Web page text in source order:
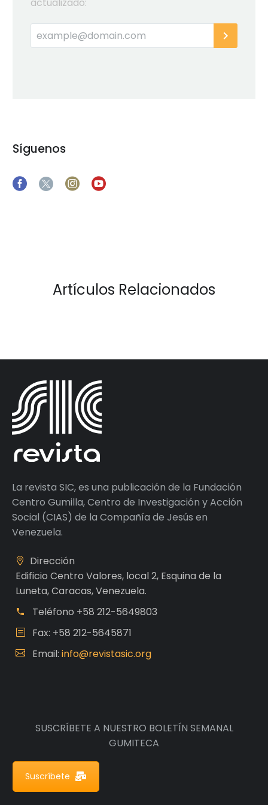
Síguenos
Artículos Relacionados
La revista SIC, es una publicación de la Fundación
Centro Gumilla, Centro de Investigación y Acción
Social (CIAS) de la Compañía de Jesús en
Venezuela.
Dirección
Edificio Centro Valores, local 2, Esquina de la
Luneta, Caracas, Venezuela.
Teléfono +58 212-5649803
Fax: +58 212-5645871
Email: info@revistasic.org
SUSCRÍBETE A NUESTRO BOLETÍN SEMANAL
GUMITECA
Suscríbete